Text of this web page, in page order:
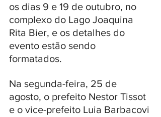
os dias 9 e 19 de outubro, no
complexo do Lago Joaquina
Rita Bier, e os detalhes do
evento estão sendo
formatados.
Na segunda-feira, 25 de
agosto, o prefeito Nestor Tissot
e o vice-prefeito Luia Barbacovi